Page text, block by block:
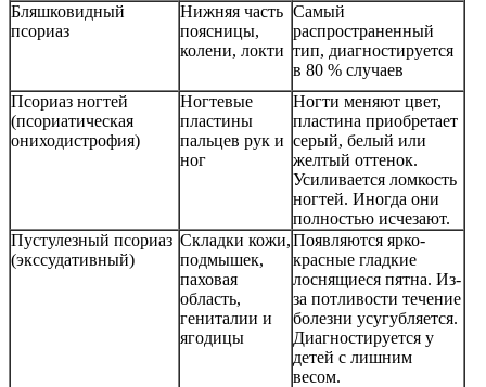
Бляшковидный
псориаз
Нижняя часть
поясницы,
колени, локти
Самый
распространенный
тип, диагностируется
в 80 % случаев
Псориаз ногтей
(псориатическая
ониходистрофия)
Ногтевые
пластины
пальцев рук и
ног
Ногти меняют цвет,
пластина приобретает
серый, белый или
желтый оттенок.
Усиливается ломкость
ногтей. Иногда они
полностью исчезают.
Пустулезный псориаз
(экссудативный)
Складки кожи,
подмышек,
паховая
область,
гениталии и
ягодицы
Появляются ярко-
красные гладкие
лоснящиеся пятна. Из-
за потливости течение
болезни усугубляется.
Диагностируется у
детей с лишним
весом.